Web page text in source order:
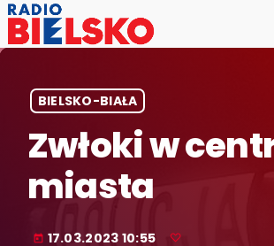
BIELSKO-BIAŁA
Zwłoki w
miasta
today 17.03.2023 10:55